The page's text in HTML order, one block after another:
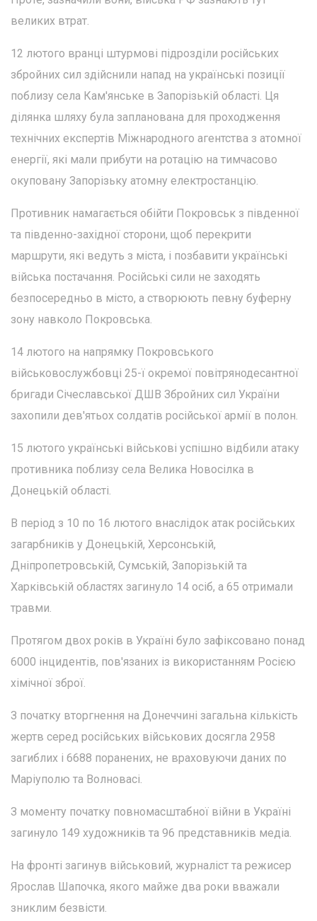
великих втрат.
12 лютого вранці штурмові підрозділи російських
збройних сил здійснили напад на українські позиції
поблизу села Кам'янське в Запорізькій області. Ця
ділянка шляху була запланована для проходження
технічних експертів Міжнародного агентства з атомної
енергії, які мали прибути на ротацію на тимчасово
окуповану Запорізьку атомну електростанцію.
Противник намагається обійти Покровськ з південної
та південно-західної сторони, щоб перекрити
маршрути, які ведуть з міста, і позбавити українські
війська постачання. Російські сили не заходять
безпосередньо в місто, а створюють певну буферну
зону навколо Покровська.
14 лютого на напрямку Покровського
військовослужбовці 25-ї окремої повітрянодесантної
бригади Січеславської ДШВ Збройних сил України
захопили дев'ятьох солдатів російської армії в полон.
15 лютого українські військові успішно відбили атаку
противника поблизу села Велика Новосілка в
Донецькій області.
В період з 10 по 16 лютого внаслідок атак російських
загарбників у Донецькій, Херсонській,
Дніпропетровській, Сумській, Запорізькій та
Харківській областях загинуло 14 осіб, а 65 отримали
травми.
Протягом двох років в Україні було зафіксовано понад
6000 інцидентів, пов'язаних із використанням Росією
хімічної зброї.
З початку вторгнення на Донеччині загальна кількість
жертв серед російських військових досягла 2958
загиблих і 6688 поранених, не враховуючи даних по
Маріуполю та Волновасі.
З моменту початку повномасштабної війни в Україні
загинуло 149 художників та 96 представників медіа.
На фронті загинув військовий, журналіст та режисер
Ярослав Шапочка, якого майже два роки вважали
зниклим безвісти.